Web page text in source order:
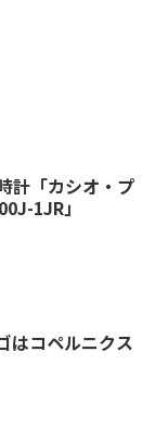
計「カシオ・プ
1JR」
はコペルニクス